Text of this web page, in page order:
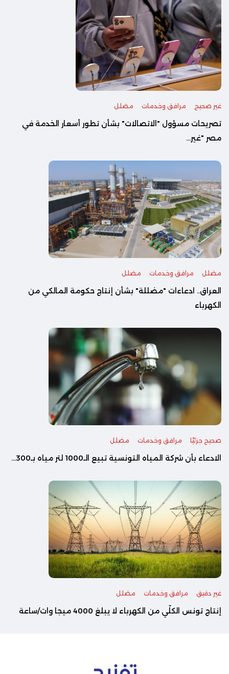
غير صحيح مرافق وخدمات مضلل
تصريحات مسؤول "الاتصالات" بشأن تطور أسعار الخدمة في
مصر "غير...
مضلل مرافق وخدمات مضلل
العراق.. ادعاءات "مضللة" بشأن إنتاج حكومة المالكي من
الكهرباء
صحيح جزئيًا مرافق وخدمات مضلل
الادعاء بأن شركة المياه التونسية تبيع الـ1000 لتر مياه بـ300...
غير دقيق مرافق وخدمات مضلل
إنتاج تونس الكلّي من الكهرباء لا يبلغ 4000 ميجا وات/ساعة